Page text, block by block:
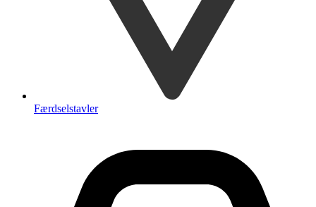
Færdselstavler